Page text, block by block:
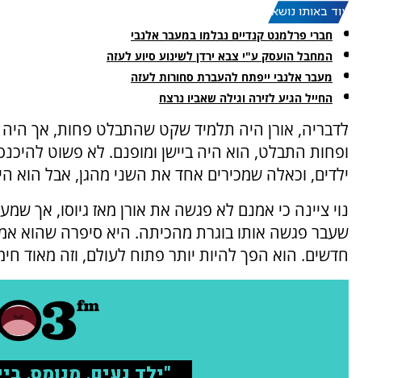
עוד באותו נושא:
חברי פרלמנט קנדיים נבלמו במעבר אלנבי
המחבל הועסק ע"י צבא ירדן לשינוע סיוע לעזה
מעבר אלנבי ייפתח להעברת סחורות לעזה
החייל הגיע לזירה וגילה שאביו נרצח
לדבריה, אורן היה תלמיד שקט שהתבלט פחות, אך
ופחות התבלט, הוא היה ביישן ומופנם. לא פשוט
ילדים, וכאלה שמכירים אחד את השני מהגן, אבל הוא
נוי ציינה כי אמנם לא פגשה את אורן מאז גיוסו, אך
שעבר פגשה אותו בוגרת מהכיתה. היא סיפרה שהוא
חדשים. הוא הפך להיות יותר פתוח לעולם, וזה מאוד